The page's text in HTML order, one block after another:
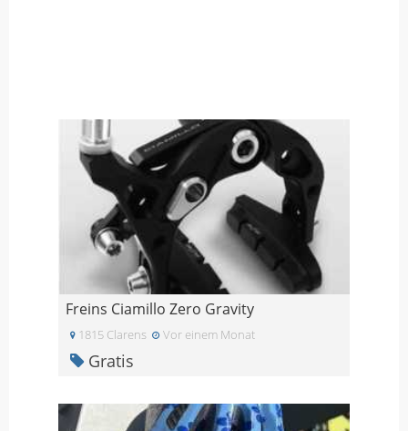
Freins Ciamillo Zero Gravity
1815 Clarens Vor einem Monat
Gratis